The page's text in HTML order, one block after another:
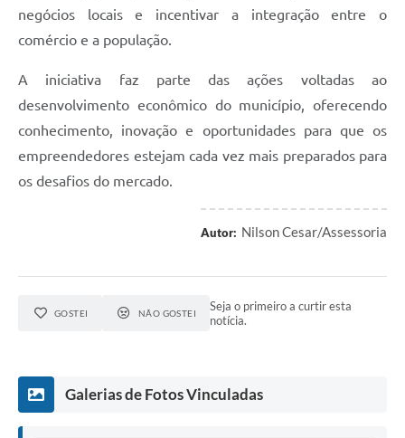
negócios locais e incentivar a integração entre o
comércio e a população.
A iniciativa faz parte das ações voltadas ao
desenvolvimento econômico do município, oferecendo
conhecimento, inovação e oportunidades para que os
empreendedores estejam cada vez mais preparados para
os desafios do mercado.
Autor: Nilson Cesar/Assessoria
GOSTEI NÃO GOSTEI
Seja o primeiro a curtir esta
notícia.
Galerias de Fotos Vinculadas